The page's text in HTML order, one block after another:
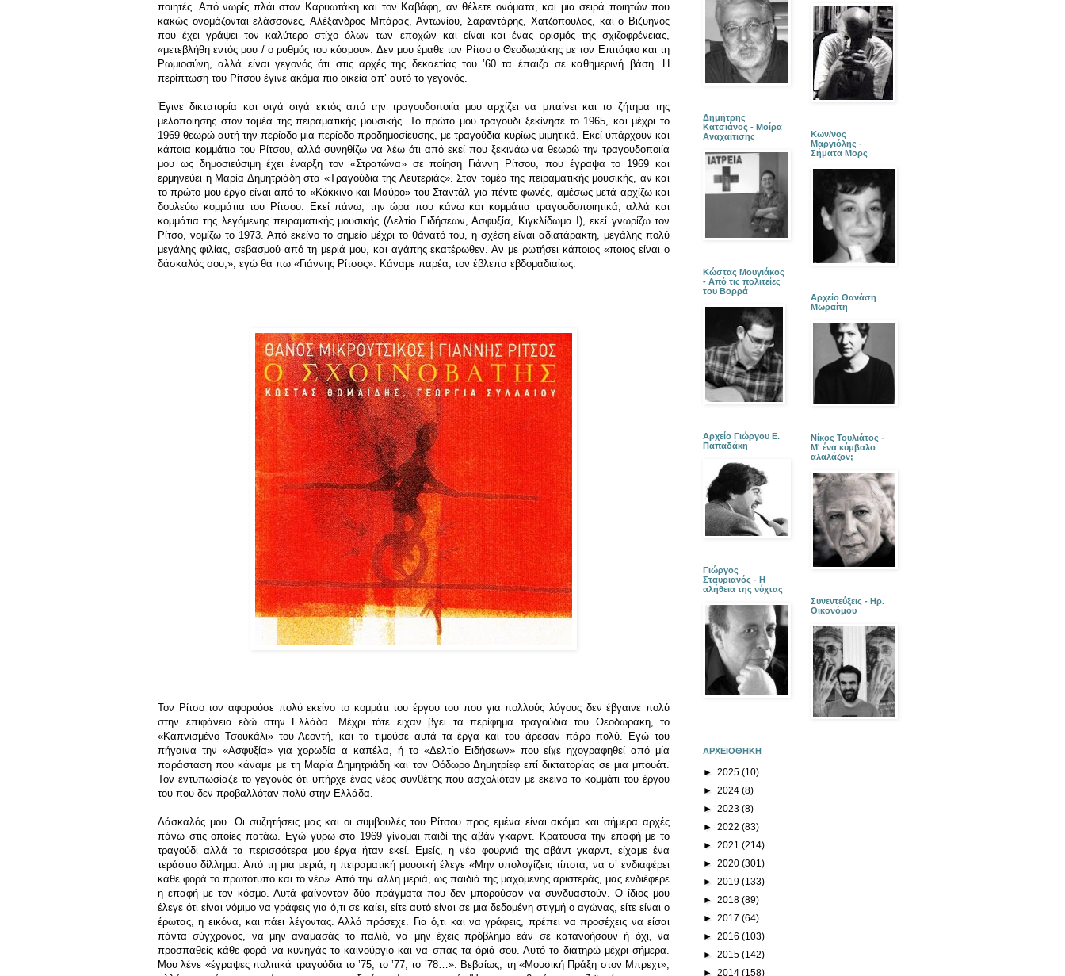
ποιητές. Από νωρίς πλάι στον Καρυωτάκη και τον Καβάφη, αν θέλετε ονόματα, και μια σειρά ποιητών που
κακώς ονομάζονται ελάσσονες, Αλέξανδρος Μπάρας, Αντωνίου, Σαραντάρης, Χατζόπουλος, και ο Βιζυηνός
που έχει γράψει τον καλύτερο στίχο όλων των εποχών και είναι και ένας ορισμός της σχιζοφρένειας,
«μετεβλήθη εντός μου / ο ρυθμός του κόσμου». Δεν μου έμαθε τον Ρίτσο ο Θεοδωράκης με τον Επιτάφιο και τη
Ρωμιοσύνη, αλλά είναι γεγονός ότι στις αρχές της δεκαετίας του ’60 τα έπαιζα σε καθημερινή βάση. Η
περίπτωση του Ρίτσου έγινε ακόμα πιο οικεία απ’ αυτό το γεγονός.
Έγινε δικτατορία και σιγά σιγά εκτός από την τραγουδοποιία μου αρχίζει να μπαίνει και το ζήτημα της
μελοποίησης στον τομέα της πειραματικής μουσικής. Το πρώτο μου τραγούδι ξεκίνησε το 1965, και μέχρι το
1969 θεωρώ αυτή την περίοδο μια περίοδο προδημοσίευσης, με τραγούδια κυρίως μιμητικά. Εκεί υπάρχουν και
κάποια κομμάτια του Ρίτσου, αλλά συνηθίζω να λέω ότι από εκεί που ξεκινάω να θεωρώ την τραγουδοποιία
μου ως δημοσιεύσιμη έχει έναρξη τον «Στρατώνα» σε ποίηση Γιάννη Ρίτσου, που έγραψα το 1969 και
ερμηνεύει η Μαρία Δημητριάδη στα «Τραγούδια της Λευτεριάς». Στον τομέα της πειραματικής μουσικής, αν και
το πρώτο μου έργο είναι από το «Κόκκινο και Μαύρο» του Σταντάλ για πέντε φωνές, αμέσως μετά αρχίζω και
δουλεύω κομμάτια του Ρίτσου. Εκεί πάνω, την ώρα που κάνω και κομμάτια τραγουδοποιητικά, αλλά και
κομμάτια της λεγόμενης πειραματικής μουσικής (Δελτίο Ειδήσεων, Ασφυξία, Κιγκλίδωμα Ι), εκεί γνωρίζω τον
Ρίτσο, νομίζω το 1973. Από εκείνο το σημείο μέχρι το θάνατό του, η σχέση είναι αδιατάρακτη, μεγάλης πολύ
μεγάλης φιλίας, σεβασμού από τη μεριά μου, και αγάπης εκατέρωθεν. Αν με ρωτήσει κάποιος «ποιος είναι ο
δάσκαλός σου;», εγώ θα πω «Γιάννης Ρίτσος». Κάναμε παρέα, τον έβλεπα εβδομαδιαίως.
Τον Ρίτσο τον αφορούσε πολύ εκείνο το κομμάτι του έργου του που για πολλούς λόγους δεν έβγαινε πολύ
στην επιφάνεια εδώ στην Ελλάδα. Μέχρι τότε είχαν βγει τα περίφημα τραγούδια του Θεοδωράκη, το
«Καπνισμένο Τσουκάλι» του Λεοντή, και τα τιμούσε αυτά τα έργα και του άρεσαν πάρα πολύ. Εγώ του
πήγαινα την «Ασφυξία» για χορωδία α καπέλα, ή το «Δελτίο Ειδήσεων» που είχε ηχογραφηθεί από μία
παράσταση που κάναμε με τη Μαρία Δημητριάδη και τον Θόδωρο Δημητρίεφ επί δικτατορίας σε μια μπουάτ.
Τον εντυπωσίαζε το γεγονός ότι υπήρχε ένας νέος συνθέτης που ασχολιόταν με εκείνο το κομμάτι του έργου
του που δεν προβαλλόταν πολύ στην Ελλάδα.
Δάσκαλός μου. Οι συζητήσεις μας και οι συμβουλές του Ρίτσου προς εμένα είναι ακόμα και σήμερα αρχές
πάνω στις οποίες πατάω. Εγώ γύρω στο 1969 γίνομαι παιδί της αβάν γκαρντ. Κρατούσα την επαφή με το
τραγούδι αλλά τα περισσότερα μου έργα ήταν εκεί. Εμείς, η νέα φουρνιά της αβάντ γκαρντ, είχαμε ένα
τεράστιο δίλλημα. Από τη μια μεριά, η πειραματική μουσική έλεγε «Μην υπολογίζεις τίποτα, να σ’ ενδιαφέρει
κάθε φορά το πρωτότυπο και το νέο». Από την άλλη μεριά, ως παιδιά της μαχόμενης αριστεράς, μας ενδιέφερε
η επαφή με τον κόσμο. Αυτά φαίνονταν δύο πράγματα που δεν μπορούσαν να συνδυαστούν. Ο ίδιος μου
έλεγε ότι είναι νόμιμο να γράφεις για ό,τι σε καίει, είτε αυτό είναι σε μια δεδομένη στιγμή ο αγώνας, είτε είναι ο
έρωτας, η εικόνα, και πάει λέγοντας. Αλλά πρόσεχε. Για ό,τι και να γράφεις, πρέπει να προσέχεις να είσαι
πάντα σύγχρονος, να μην αναμασάς το παλιό, να μην έχεις πρόβλημα εάν σε κατανοήσουν ή όχι, να
προσπαθείς κάθε φορά να κυνηγάς το καινούργιο και να σπας τα όριά σου. Αυτό το διατηρώ μέχρι σήμερα.
Μου λένε «έγραψες πολιτικά τραγούδια το ’75, το ’77, το ’78…». Βεβαίως, τη «Μουσική Πράξη στον Μπρεχτ»,
Δημήτρης
Κατσιάνος - Μοίρα
Αναχαίτισης
Κώστας Μουγιάκος
- Από τις πολιτείες
του Βορρά
Αρχείο Γιώργου Ε.
Παπαδάκη
Γιώργος
Σταυριανός - Η
αλήθεια της νύχτας
Κων/νος
Μαργιόλης -
Σήματα Μορς
Αρχείο Θανάση
Μωραΐτη
Νίκος Τουλιάτος -
Μ' ένα κύμβαλο
αλαλάζον;
Συνεντεύξεις - Ηρ.
Οικονόμου
ΑΡΧΕΙΟΘΗΚΗ
► 2025 (10)
► 2024 (8)
► 2023 (8)
► 2022 (83)
► 2021 (214)
► 2020 (301)
► 2019 (133)
► 2018 (89)
► 2017 (64)
► 2016 (103)
► 2015 (142)
► 2014 (158)